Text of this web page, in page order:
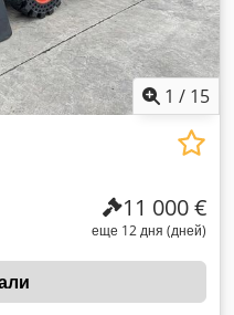
1 / 15
11 000 €
еще 12 дня (дней)